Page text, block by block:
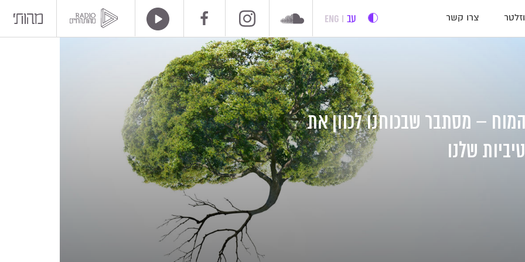
צרו קשר עב ENG
– מסתבר שבכוחנו לכוון את
שלנו